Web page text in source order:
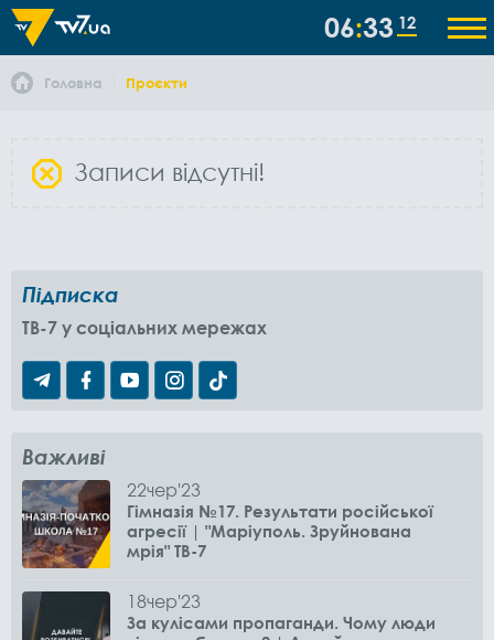
06 33 13
Головна Проєкти
Записи відсутні!
Підписка
TB-7 у соціальних мережах
Важливі
22чер'23
Гімназія №17. Результати російської
агресії | "Маріуполь. Зруйнована
мрія" ТВ-7
18чер'23
За кулісами пропаганди. Чому люди